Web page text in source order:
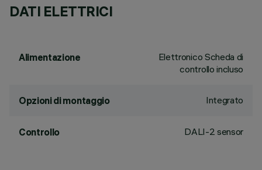
DATI ELETTRICI
Alimentazione
Elettronico Scheda di
controllo incluso
Opzioni di montaggio Integrato
Controllo DALI-2 sensor